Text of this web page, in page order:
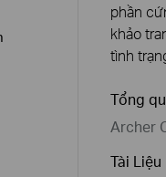
phần
khảo
tình
Tổng
Archer
Tài Liệu